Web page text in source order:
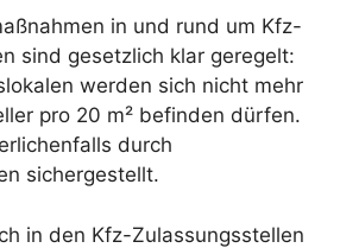
in und rund um Kfz-
sind gesetzlich klar geregelt:
werden sich nicht mehr
pro 20 m² befinden dürfen.
durch
sichergestellt.
in den Kfz-Zulassungsstellen